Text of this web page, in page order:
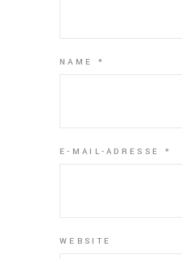
NAME *
E-MAIL-ADRESSE *
WEBSITE